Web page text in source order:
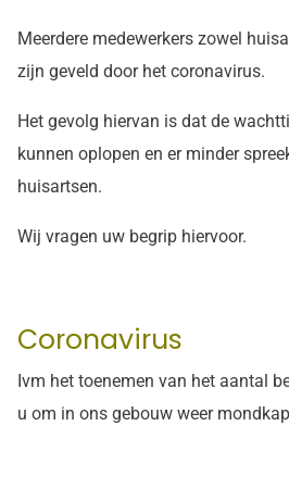
Meerdere medewerkers zowel
zijn geveld door het coronavirus.
Het gevolg hiervan is dat de
kunnen oplopen en er minder
huisartsen.
Wij vragen uw begrip hiervoor.
Coronavirus
Ivm het toenemen van het aantal
u om in ons gebouw weer